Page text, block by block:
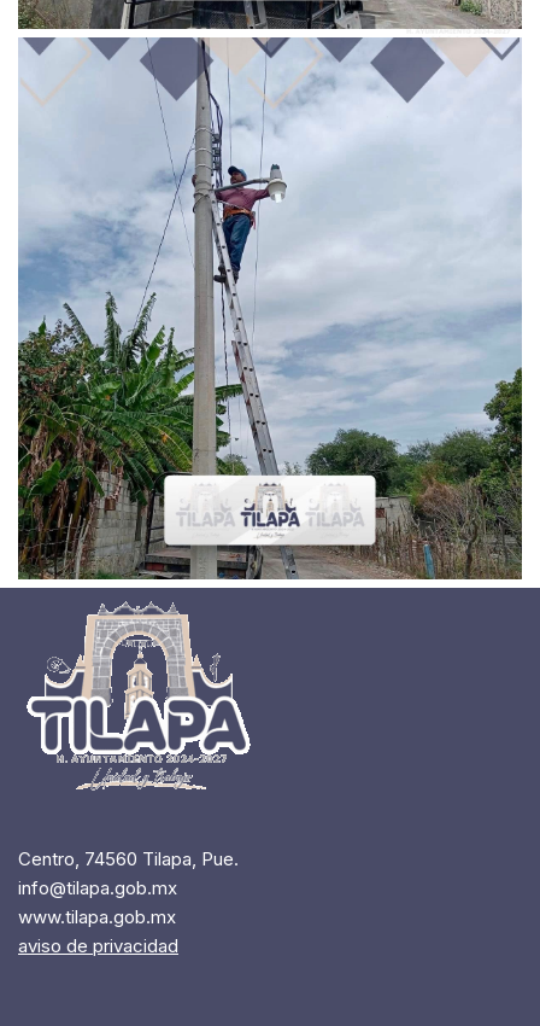
Centro, 74560 Tilapa, Pue.
info@tilapa.gob.mx
www.tilapa.gob.mx
aviso de privacidad